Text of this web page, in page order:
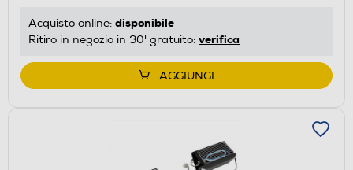
Acquisto online: disponibile
Ritiro in negozio in 30' gratuito: verifica
AGGIUNGI